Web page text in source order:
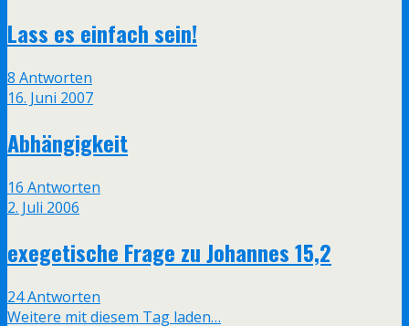
Lass es einfach sein!
8 Antworten
16. Juni 2007
Abhängigkeit
16 Antworten
2. Juli 2006
exegetische Frage zu Johannes 15,2
24 Antworten
Weitere mit diesem Tag laden…